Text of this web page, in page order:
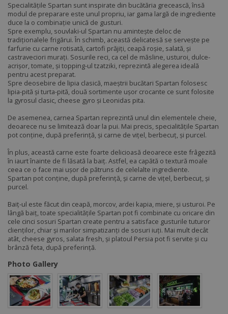
Specialitățile Spartan sunt inspirate din bucătăria grecească, însă
modul de preparare este unul propriu, iar gama largă de ingrediente
duce la o combinație unică de gusturi.
Spre exemplu, souvlaki-ul Spartan nu amintește deloc de
tradiționalele frigărui. În schimb, această delicatesă se servește pe
farfurie cu carne rotisată, cartofi prăjiți, ceapă roșie, salată, și
castraveciori murați. Sosurile reci, ca cel de măsline, usturoi, dulce-
acrișor, tomate, și topping-ul tzatziki, reprezintă alegerea ideală
pentru acest preparat.
Spre deosebire de lipia clasică, maeștrii bucătari Spartan folosesc
lipia-pită și turta-pită, două sortimente ușor crocante ce sunt folosite
la gyrosul clasic, cheese gyro și Leonidas pita.
De asemenea, carnea Spartan reprezintă unul din elementele cheie,
deoarece nu se limitează doar la pui. Mai precis, specialitățile Spartan
pot conține, după preferință, și carne de vițel, berbecuț, și purcel.
În plus, această carne este foarte delicioasă deoarece este frâgezită
în iaurt înainte de fi lăsată la baiț. Astfel, ea capătă o textură moale
ceea ce o face mai ușor de pătruns de celelalte ingrediente.
Spartan pot conține, după preferință, și carne de vițel, berbecuț, și
purcel.
Baiț-ul este făcut din ceapă, morcov, ardei kapia, miere, și usturoi. Pe
lângă baiț, toate specialitățile Spartan pot fi combinate cu oricare din
cele cinci sosuri Spartan create pentru a satisface gusturile tuturor
clienților, chiar și marilor simpatizanți de sosuri iuți. Mai mult decât
atât, cheese gyros, salata fresh, și platoul Persia pot fi servite și cu
brânză feta, după preferință.
Photo Gallery